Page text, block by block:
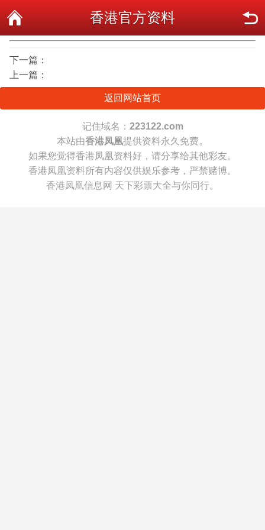
香港官方资料
下一篇：
上一篇：
返回网站首页
记住域名： 223122.com
本站由香港凤凰提供资料永久免费。
如果您觉得香港凤凰资料好，请分享给其他彩友。
香港凤凰资料所有内容仅供娱乐参考，严禁赌博。
香港凤凰信息网 天下彩票大全与你同行。